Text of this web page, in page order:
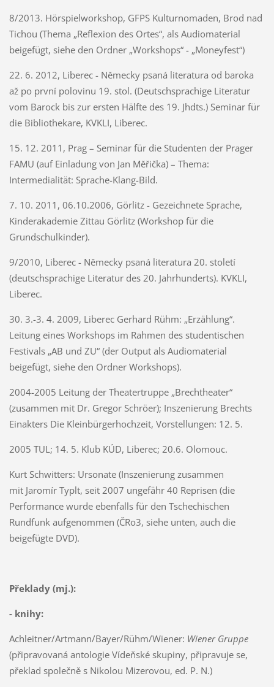
8/2013. Hörspielworkshop, GFPS Kulturnomaden, Brod nad
Tichou (Thema „Reflexion des Ortes“, als Audiomaterial
beigefügt, siehe den Ordner „Workshops“ - „Moneyfest“)
22. 6. 2012, Liberec - Německy psaná literatura od baroka
až po první polovinu 19. stol. (Deutschsprachige Literatur
vom Barock bis zur ersten Hälfte des 19. Jhdts.) Seminar für
die Bibliothekare, KVKLI, Liberec.
15. 12. 2011, Prag – Seminar für die Studenten der Prager
FAMU (auf Einladung von Jan Měřička) – Thema:
Intermedialität: Sprache-Klang-Bild.
7. 10. 2011, 06.10.2006, Görlitz - Gezeichnete Sprache,
Kinderakademie Zittau Görlitz (Workshop für die
Grundschulkinder).
9/2010, Liberec - Německy psaná literatura 20. století
(deutschsprachige Literatur des 20. Jahrhunderts). KVKLI,
Liberec.
30. 3.-3. 4. 2009, Liberec Gerhard Rühm: „Erzählung“.
Leitung eines Workshops im Rahmen des studentischen
Festivals „AB und ZU“ (der Output als Audiomaterial
beigefügt, siehe den Ordner Workshops).
2004-2005 Leitung der Theatertruppe „Brechtheater“
(zusammen mit Dr. Gregor Schröer); Inszenierung Brechts
Einakters Die Kleinbürgerhochzeit, Vorstellungen: 12. 5.
2005 TUL; 14. 5. Klub KÚD, Liberec; 20.6. Olomouc.
Kurt Schwitters: Ursonate (Inszenierung zusammen
mit Jaromír Typlt, seit 2007 ungefähr 40 Reprisen (die
Performance wurde ebenfalls für den Tschechischen
Rundfunk aufgenommen (ČRo3, siehe unten, auch die
beigefügte DVD).
Překlady (mj.):
- knihy:
Achleitner/Artmann/Bayer/Rühm/Wiener: Wiener Gruppe
(připravovaná antologie Vídeňské skupiny, připravuje se,
překlad společně s Nikolou Mizerovou, ed. P. N.)